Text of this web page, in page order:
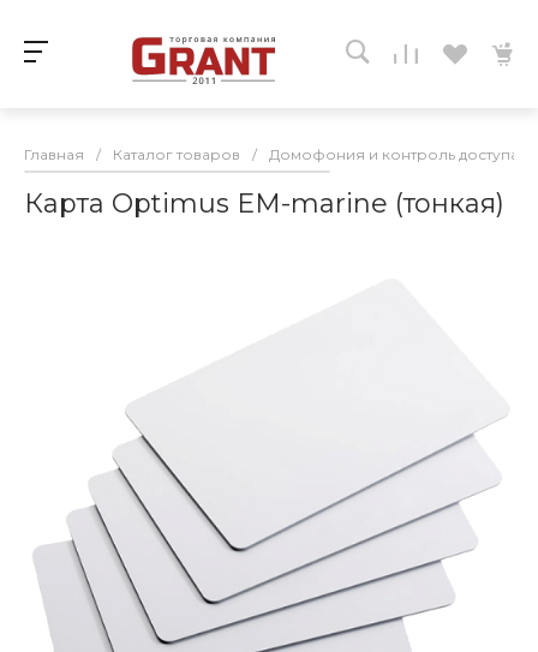
Главная / Каталог товаров / Домофония и контроль доступа
Карта Optimus EM-marine (тонкая)